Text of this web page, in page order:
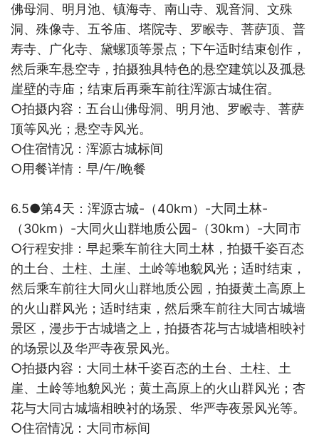
佛母洞、明月池、镇海寺、南山寺、观音洞、文殊
洞、殊像寺、五爷庙、塔院寺、罗睺寺、菩萨顶、普
寿寺、广化寺、黛螺顶等景点；下午适时结束创作，
然后乘车悬空寺，拍摄独具特色的悬空建筑以及孤悬
崖壁的寺庙；结束后再乘车前往浑源古城住宿。
○拍摄内容： 五台山佛母洞、明月池、罗睺寺、菩萨
顶等风光；悬空寺风光。
○住宿情况： 浑源古城标间
○用餐详情：早/午/晚餐
6.5●第4天：浑源古城- （40km） -大同土林-
（30km） -大同火山群地质公园- （30km） -大同市
○行程安排：早起乘车前往大同土林，拍摄千姿百态
的土台、土柱、土崖、土岭等地貌风光；适时结束，
然后乘车前往大同火山群地质公园，拍摄黄土高原上
的火山群风光；适时结束，然后乘车前往大同古城墙
景区，漫步于古城墙之上，拍摄杏花与古城墙相映衬
的场景以及华严寺夜景风光。
○拍摄内容：大同土林千姿百态的土台、土柱、土
崖、土岭等地貌风光；黄土高原上的火山群风光；杏
花与大同古城墙相映衬的场景、华严寺夜景风光等。
○住宿情况： 大同市标间